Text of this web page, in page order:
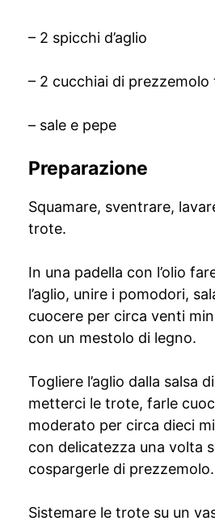
– 2 spicchi d’aglio
– 2 cucchiai di
– sale e pepe
Preparazione
Squamare, sventrare,
trote.
In una padella con l’olio
l’aglio, unire i pomodori,
cuocere per circa venti
con un mestolo di legno.
Togliere l’aglio dalla salsa
metterci le trote, farle
moderato per circa dieci
con delicatezza una volta
cospargerle di prezzemolo.
Sistemare le trote su un